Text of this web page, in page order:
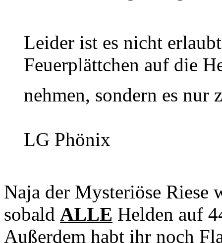
Leider ist es nicht
Feuerplättchen auf die
nehmen, sondern es nur
LG Phönix
Naja der Mysteriöse
sobald ALLE Helden auf
Außerdem habt ihr noch